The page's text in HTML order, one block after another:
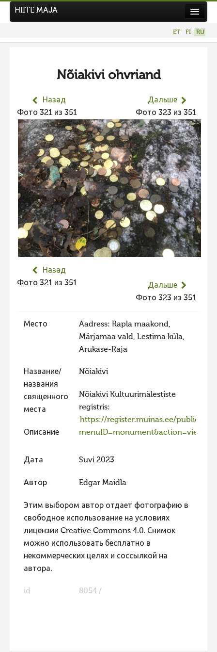
Hiite kuvavõistlus 2026
Фотоконкурс 2025
Не учитываются 2025
Видео 2025
Фотоконкурс 2024
Не учитываются 2024
Видео 2024
Фотоконкурс 2023
Не учитываются 2023
Видео 2023
Не учитываются 2022
Фотоконкурс 2020
Фотоконкурс 2018
Фотоконкурс 2017
Фотоконкурс 2016
Фотоконкурс 2013
Фотоконкурс 2011
Фотоконкурс 2010
Фотоконкурс 2008
HIITE MAJA
ET FI RU
Nõiakivi ohvriand
Назад
Фото 321 из 351
Дальше
Фото 323 из 351
Назад
Фото 321 из 351
Дальше
Фото 323 из 351
Место
Aadress: Rapla maakond,
Märjamaa vald, Lestima küla,
Arukase-Raja
Название/
названия
священного
места
Nõiakivi
Описание
Nõiakivi Kultuurimälestiste
registris:
https://register.muinas.ee/
Дата Suvi 2023
Автор Edgar Maidla
Этим выбором автор отдает фотографию в
свободное использование на условиях
лицензии Creative Commons 4.0. Снимок
можно использовать бесплатно в
некоммерческих целях и соссылкой на
автора.
id 8054 /